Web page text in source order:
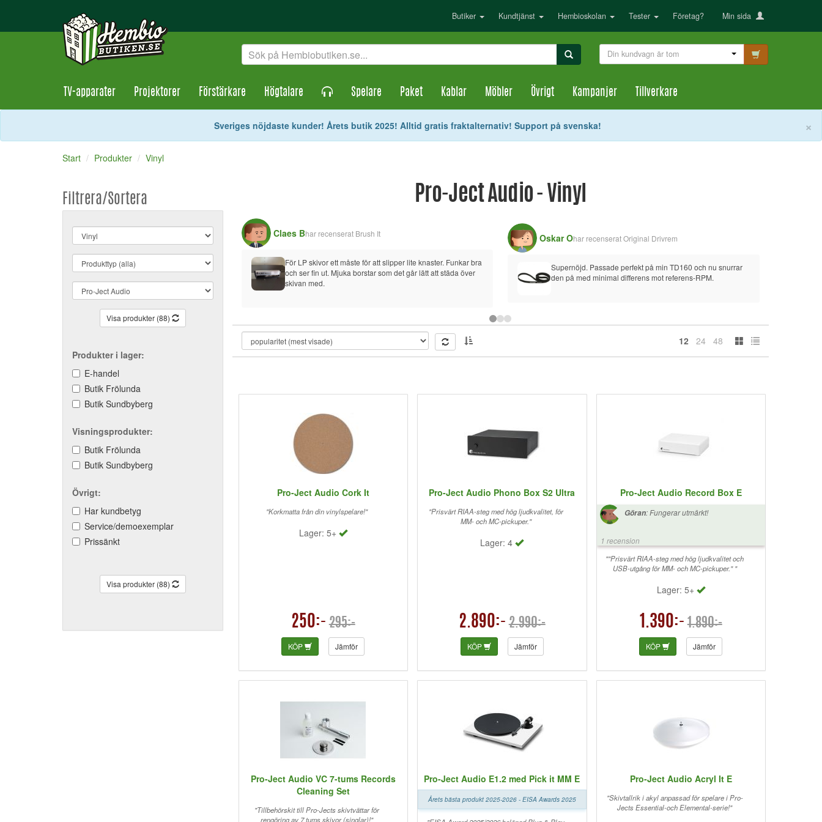
Butiker Kundtjänst Hembioskolan Tester Företag? Min sida
Din kundvagn är tom
TV-apparater Projektorer Förstärkare Högtalare Spelare Paket Kablar Möbler Övrigt Kampanjer Tillverkare
×
Sveriges nöjdaste kunder! Årets butik 2025! Alltid gratis fraktalternativ! Support på svenska!
Start Produkter Vinyl
Filtrera/Sortera
Visa produkter (88)
Produkter i lager:
E-handel
Butik Frölunda
Butik Sundbyberg
Visningsprodukter:
Butik Frölunda
Butik Sundbyberg
Övrigt:
Har kundbetyg
Service/demoexemplar
Prissänkt
Visa produkter (88)
Pro-Ject Audio - Vinyl
Claes Bhar recenserat Brush It
För LP skivor ett måste för att slipper lite knaster. Funkar bra
och ser fin ut. Mjuka borstar som det går lätt att städa över
skivan med.
Oskar Ohar recenseratOriginal Drivrem
Supernöjd. Passade perfekt på min TD160 och nu snurrar
den på med minimal differens mot referens-RPM.
12 24 48
Pro-Ject Audio Cork It
"Korkmatta från din vinylspelare!"
Lager: 5+
250:- 295:-
KÖP Jämför
Pro-Ject Audio Phono Box S2 Ultra
"Prisvärt RIAA-steg med hög ljudkvalitet, för
MM- och MC-pickuper."
Lager: 4
2.890:- 2.990:-
KÖP Jämför
Pro-Ject Audio Record Box E
Göran: Fungerar utmärkt!
1 recension
""Prisvärt RIAA-steg med hög ljudkvalitet och
USB-utgång för MM- och MC-pickuper." "
Lager: 5+
1.390:- 1.890:-
KÖP Jämför
Pro-Ject Audio VC 7-tums Records
Cleaning Set
"Tillbehörskit till Pro-Jects skivtvättar för
rengöring av 7 tums skivor (singlar)!"
Pro-Ject Audio E1.2 med Pick it MM E
Årets bästa produkt 2025-2026 - EISA Awards 2025
Pro-Ject Audio Acryl It E
"Skivtallrik i akyl anpassad för spelare i Pro-
Jects Essential-och Elemental-serie!"